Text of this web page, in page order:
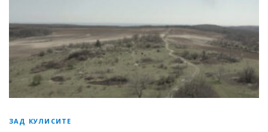
ЗАД КУЛИСИТЕ